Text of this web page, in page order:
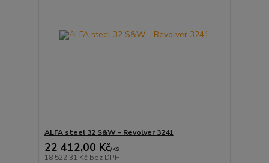
ALFA steel 32 S&W - Revolver 3241
22 412,00 Kč/ks
18 522,31 Kč bez DPH